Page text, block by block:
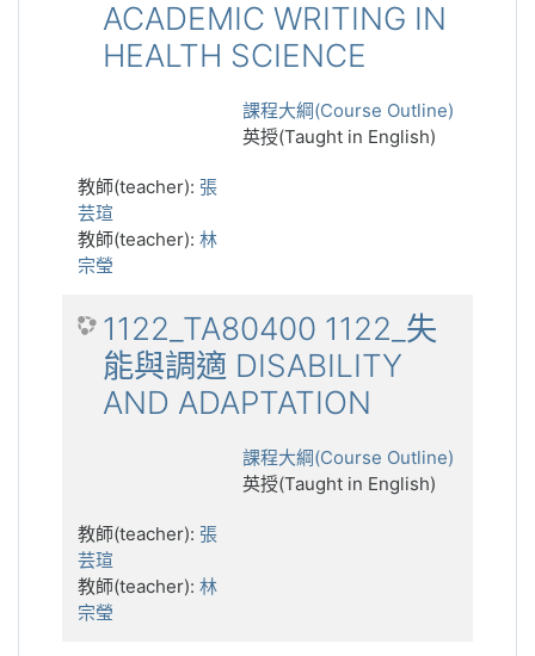
ACADEMIC WRITING IN
HEALTH SCIENCE
課程大綱(Course Outline)
英授(Taught in English)
教師(teacher): 張
芸瑄
教師(teacher): 林
宗瑩
1122_TA80400 1122_失
能與調適 DISABILITY
AND ADAPTATION
課程大綱(Course Outline)
英授(Taught in English)
教師(teacher): 張
芸瑄
教師(teacher): 林
宗瑩